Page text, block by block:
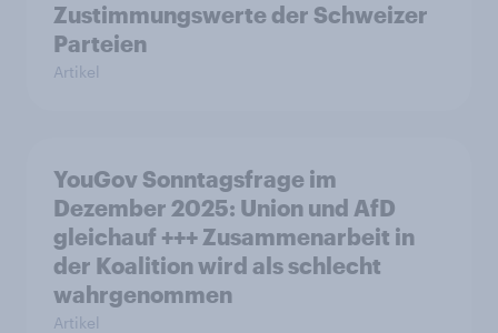
Zustimmungswerte der Schweizer
Parteien
Artikel
YouGov Sonntagsfrage im
Dezember 2025: Union und AfD
gleichauf +++ Zusammenarbeit in
der Koalition wird als schlecht
wahrgenommen
Artikel